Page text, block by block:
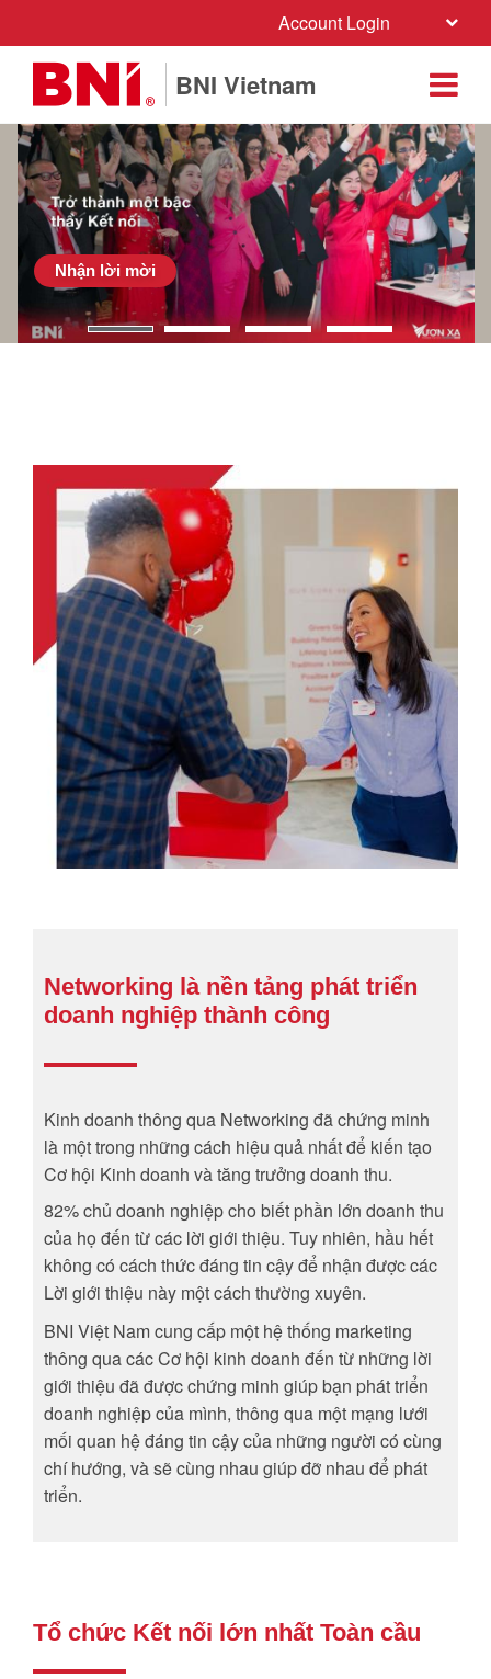
Account Login
BNI Vietnam
Nhận lời mời
Networking là nền tảng phát triển
doanh nghiệp thành công
Kinh doanh thông qua Networking đã chứng minh
là một trong những cách hiệu quả nhất để kiến tạo
Cơ hội Kinh doanh và tăng trưởng doanh thu.
82% chủ doanh nghiệp cho biết phần lớn doanh thu
của họ đến từ các lời giới thiệu. Tuy nhiên, hầu hết
không có cách thức đáng tin cậy để nhận được các
Lời giới thiệu này một cách thường xuyên.
BNI Việt Nam cung cấp một hệ thống marketing
thông qua các Cơ hội kinh doanh đến từ những lời
giới thiệu đã được chứng minh giúp bạn phát triển
doanh nghiệp của mình, thông qua một mạng lưới
mối quan hệ đáng tin cậy của những người có cùng
chí hướng, và sẽ cùng nhau giúp đỡ nhau để phát
triển.
Tổ chức Kết nối lớn nhất Toàn cầu